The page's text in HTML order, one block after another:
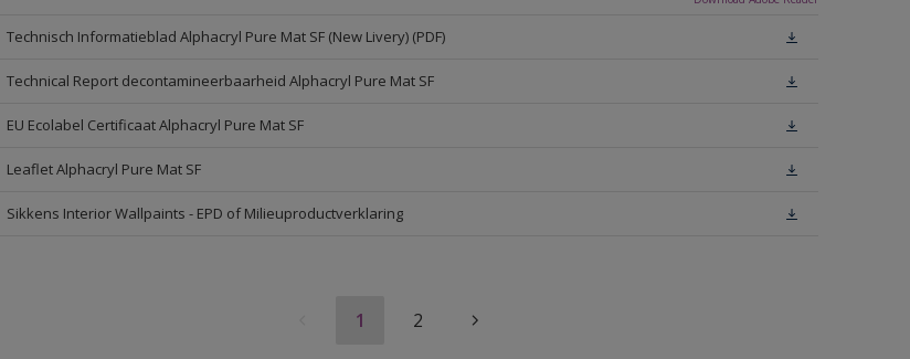
Technisch Informatieblad Alphacryl Pure Mat SF (New Livery) (PDF)
Technical Report decontamineerbaarheid Alphacryl Pure Mat SF
EU Ecolabel Certificaat Alphacryl Pure Mat SF
Leaflet Alphacryl Pure Mat SF
Sikkens Interior Wallpaints - EPD of Milieuproductverklaring
1 2